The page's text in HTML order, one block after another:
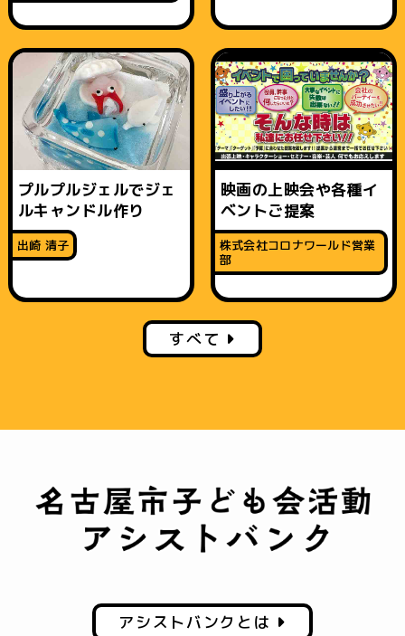
プルプルジェルでジェ
ルキャンドル作り
出崎 清子
映画の上映会や各種イ
ベントご提案
株式会社コロナワールド営業
部
すべて
アシストバンクとは